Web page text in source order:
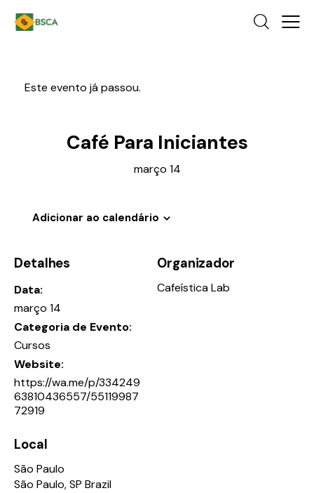
Este evento já passou.
Café Para Iniciantes
março 14
Adicionar ao calendário
Detalhes
Data:
março 14
Categoria de Evento:
Cursos
Website:
https://wa.me/p/334249
63810436557/55119987
72919
Organizador
Cafeística Lab
Local
São Paulo
São Paulo,SP Brazil